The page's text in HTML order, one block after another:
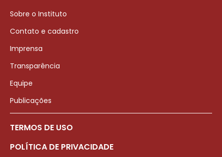
Sobre o Instituto
Contato e cadastro
Imprensa
Transparência
Equipe
Publicações
TERMOS DE USO
POLÍTICA DE PRIVACIDADE